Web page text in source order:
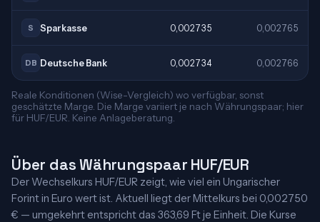
S Sparkasse 0,002735 0,002765
DB Deutsche Bank 0,002734 0,002766
Reale Konditionen (Wise-Vergleich) wo verfügbar, sonst
geschätzte Marge. Die Marge variiert je nach Währungspaar; hier
für HUF/EUR. Keine Anlageberatung.
Über das Währungspaar HUF/EUR
Der Wechselkurs HUF/EUR zeigt, wie viel ein Ungarischer
Forint in Euro wert ist. Aktuell liegt der Mittelkurs bei 0,002750
€ — umgekehrt entspricht das 363,69 Ft je Einheit. Die Kurse